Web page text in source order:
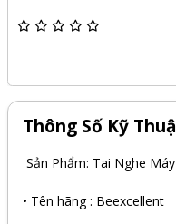
Thông Số Kỹ
Sản Phẩm: Tai Nghe
• Tên hãng : Beexcellent